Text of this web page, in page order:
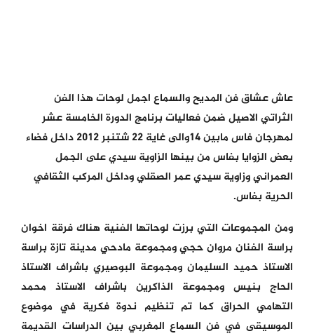
عاش عشاق فن المديح والسماع اجمل لوحات هذا الفن
الثراتي الاصيل ضمن فعاليات برنامج الدورة الخامسة عشر
لمهرجان فاس مابين 14والى غاية 22 شتنبر 2012 داخل فضاء
بعض الزوايا بفاس من بينها الزاوية سيدي على الجمل
العمراني وزاوية سيدي عمر الصقلي وداخل المركب الثقافي
الحرية بفاس.
ومن المجموعات التي برزت لوحاتها الفنية هناك فرقة اخوان
براسة الفنان مروان حجي ومجموعة مادحي مدينة تازة براسة
الاستاذ حميد السليمان ومجموعة البوصيري باشراف الاستاذ
الحاج بنيس ومجموعة الذاكرين باشراف الاستاذ محمد
التهامي الحراق كما تم تنظيم ندوة فكرية في موضوع
الموسيقى في فن السماع المغربي بين الدراسات القديمة